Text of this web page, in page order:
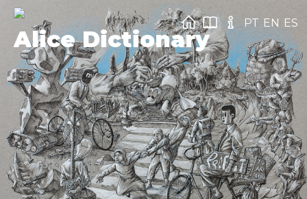
Alice Dictionary
PT EN ES